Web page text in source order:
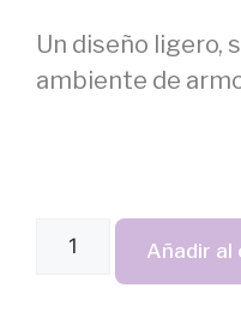
Un diseño ligero,
ambiente de
Añadir